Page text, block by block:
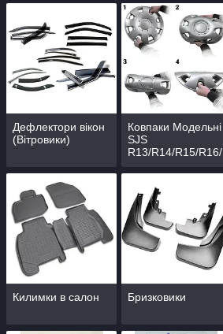
Дефлектори вікон
(Вітровики)
Ковпаки Модельні
SJS
R13/R14/R15/R16/
Килимки в салон Бризковики